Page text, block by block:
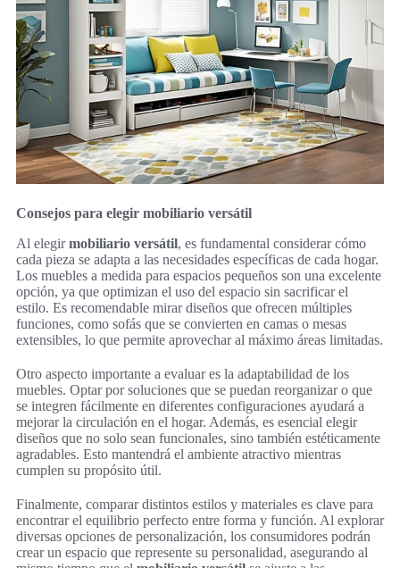
Consejos para elegir mobiliario versátil
Al elegirmobiliario versátil, es fundamental considerar cómo
cada pieza se adapta a las necesidades específicas de cada hogar.
Los muebles a medida para espacios pequeños son una excelente
opción, ya que optimizan el uso del espacio sin sacrificar el
estilo. Es recomendable mirar diseños que ofrecen múltiples
funciones, como sofás que se convierten en camas o mesas
extensibles, lo que permite aprovechar al máximo áreas limitadas.
Otro aspecto importante a evaluar es la adaptabilidad de los
muebles. Optar por soluciones que se puedan reorganizar o que
se integren fácilmente en diferentes configuraciones ayudará a
mejorar la circulación en el hogar. Además, es esencial elegir
diseños que no solo sean funcionales, sino también estéticamente
agradables. Esto mantendrá el ambiente atractivo mientras
cumplen su propósito útil.
Finalmente, comparar distintos estilos y materiales es clave para
encontrar el equilibrio perfecto entre forma y función. Al explorar
diversas opciones de personalización, los consumidores podrán
crear un espacio que represente su personalidad, asegurando al